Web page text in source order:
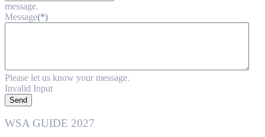
message.
Message(*)
Please let us know your message.
Invalid Input
Send
WSA GUIDE 2027